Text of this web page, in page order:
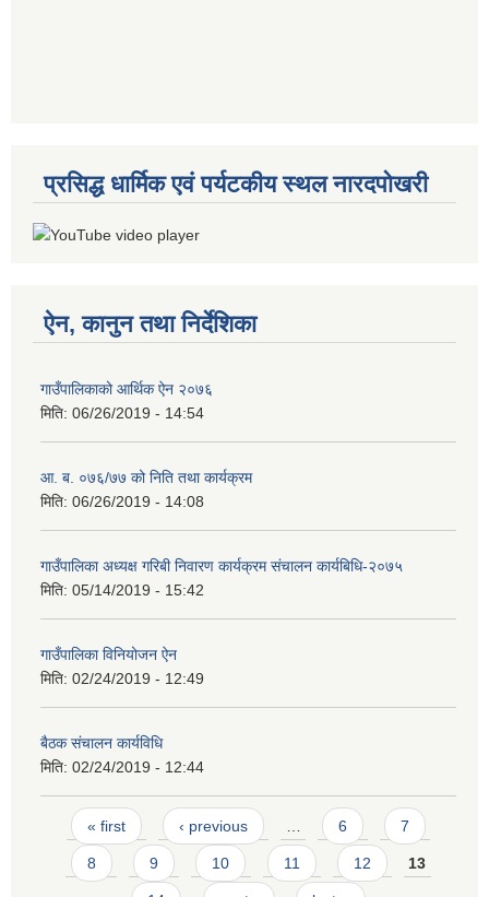
प्रसिद्ध धार्मिक एवं पर्यटकीय स्थल नारदपोखरी
ऐन, कानुन तथा निर्देशिका
गाउँपालिकाको आर्थिक ऐन २०७६
मिति: 06/26/2019 - 14:54
आ. ब. ०७६/७७ को निति तथा कार्यक्रम
मिति: 06/26/2019 - 14:08
गाउँपालिका अध्यक्ष गरिबी निवारण कार्यक्रम संचालन कार्यबिधि-२०७५
मिति: 05/14/2019 - 15:42
गाउँपालिका विनियोजन ऐन
मिति: 02/24/2019 - 12:49
बैठक संचालन कार्यविधि
मिति: 02/24/2019 - 12:44
Pages
« first ‹ previous 6 7
8 9 10 11 12 13